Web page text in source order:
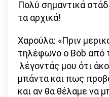
Πολύ σημαντικά
τα αρχικά!
Χαρούλα: «Πριν
τηλέφωνο ο Bob από
λέγοντάς μου ότι
μπάντα και πως
και αν θα θέλαμε να